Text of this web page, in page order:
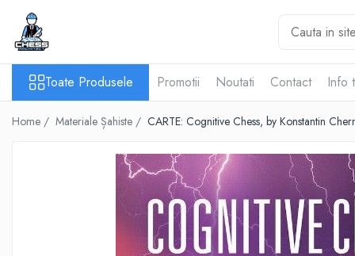
Toate Produsele
Materiale Șahiste
Accesorii tabla
Ceasuri Pentru Diverse Jocuri
Toate Produsele Promotii Noutati Contact Info
Home / Materiale Șahiste / CARTE: Cognitive Chess, by Konstantin